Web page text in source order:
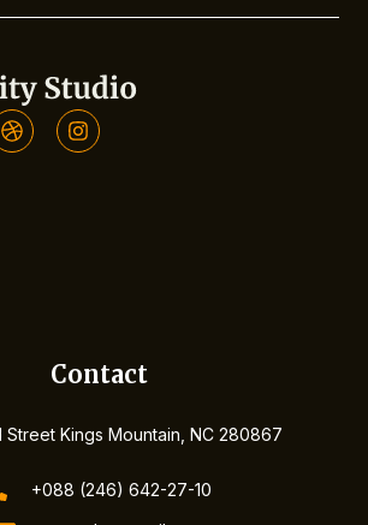
D
r
i
I
n
s
Contact
Street Kings Mountain, NC 280867
+088 (246) 642-27-10